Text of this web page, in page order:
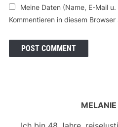
Meine Daten (Name, E-Mail
Kommentieren in diesem Browser
MELANIE